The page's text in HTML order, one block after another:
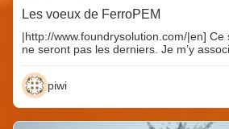
Les voeux de FerroPEM
|http://www.foundrysolution.com/|en]
ne seront pas les derniers. Je m’y
piwi